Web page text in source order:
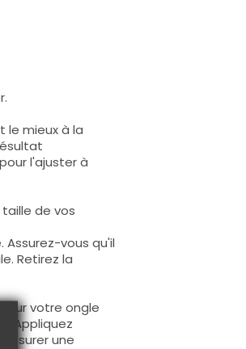
le mieux à la
l'ajuster à
de vos
vous qu'il
Retirez la
sur votre ongle
Appliquez
une